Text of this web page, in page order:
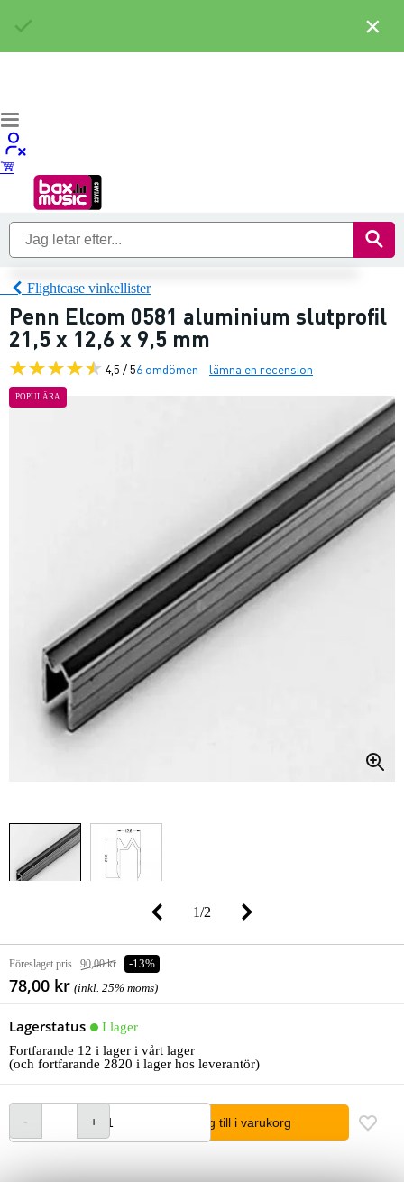
Flightcase vinkellister
Penn Elcom 0581 aluminium slutprofil
21,5 x 12,6 x 9,5 mm
4,5 / 56 omdömen lämna en recension
POPULÄRA
1/2
Föreslaget pris 90,00 kr -13%
78,00 kr (inkl. 25% moms)
Lagerstatus
I lager
Fortfarande 12 i lager i vårt lager
(och fortfarande 2820 i lager hos leverantör)
lägg till i varukorg
×